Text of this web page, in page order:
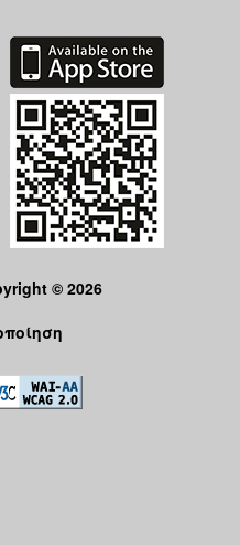
© 2026